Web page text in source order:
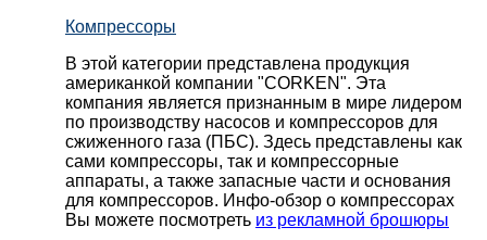
Компрессоры
В этой категории представлена продукция
американкой компании "CORKEN". Эта
компания является признанным в мире лидером
по производству насосов и компрессоров для
сжиженного газа (ПБС). Здесь представлены как
сами компрессоры, так и компрессорные
аппараты, а также запасные части и основания
для компрессоров. Инфо-обзор о компрессорах
Вы можете посмотреть из рекламной брошюры